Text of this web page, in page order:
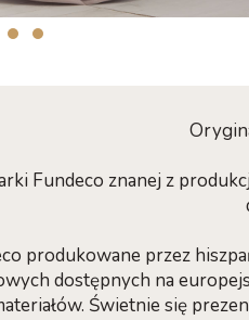
Fundeco znanej z
produkowane przez
dostępnych na
Świetnie się